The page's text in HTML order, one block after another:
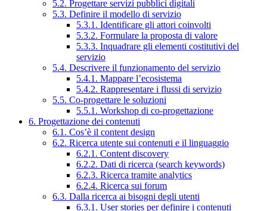
5.2. Progettare servizi pubblici digitali
5.3. Definire il modello di servizio
5.3.1. Identificare gli attori coinvolti
5.3.2. Formulare la proposta di valore
5.3.3. Inquadrare gli elementi costitutivi del
servizio
5.4. Descrivere il funzionamento del servizio
5.4.1. Mappare l’ecosistema
5.4.2. Rappresentare i flussi di servizio
5.5. Co-progettare le soluzioni
5.5.1. Workshop di co-progettazione
6. Progettazione dei contenuti
6.1. Cos’è il content design
6.2. Ricerca utente sui contenuti e il linguaggio
6.2.1. Content discovery
6.2.2. Dati di ricerca (search keywords)
6.2.3. Ricerca tramite analytics
6.2.4. Ricerca sui forum
6.3. Dalla ricerca ai bisogni degli utenti
6.3.1. User stories per definire i contenuti